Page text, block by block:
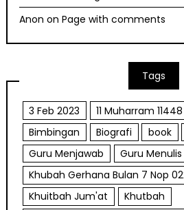
Anon onPage with comments
Tags
3 Feb 2023 11 Muharram 11448
Bimbingan
Biografi book
Guru Menjawab
Guru Menulis
Khubah Gerhana Bulan 7 Nop
Khuitbah Jum'at
Khutbah